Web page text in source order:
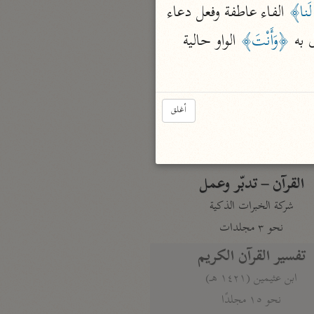
نحو مجلد
تيسير الكريم الرحمن
القرآن – تدبّر وعمل
شركة الخبرات الذكية
نحو ٣ مجلدات
تفسير القرآن الكريم
ابن عثيمين (١٤٢١ هـ)
نحو ١٥ مجلدًا
الفاء عاطفة وفعل دعاء
به ﴿وَأَنْتَ﴾
أغلق